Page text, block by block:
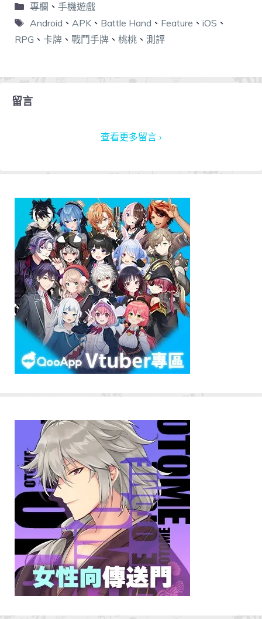
專欄 、 手機遊戲
Android 、 APK、 Battle Hand 、 Feature 、 iOS 、
RPG 、 卡牌 、 戰鬥手牌 、 桃桃 、 測評
留言
查看更多留言 ›